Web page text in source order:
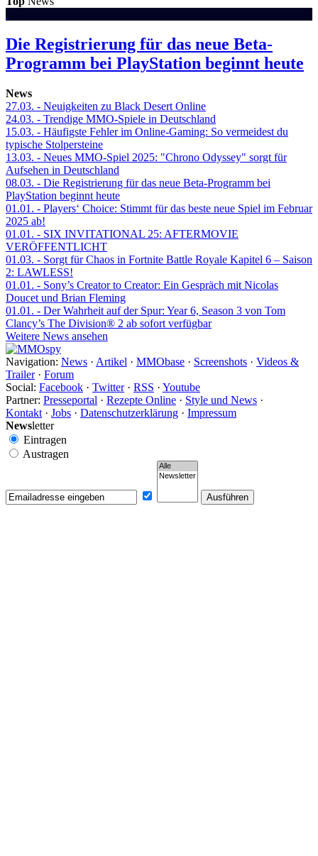
Die Registrierung für das neue Beta-
Programm bei PlayStation beginnt heute
News
27.03. - Neuigkeiten zu Black Desert Online
24.03. - Trendige MMO-Spiele in Deutschland
15.03. - Häufigste Fehler im Online-Gaming: So vermeidest du
typische Stolpersteine
13.03. - Neues MMO-Spiel 2025: "Chrono Odyssey" sorgt für
Aufsehen in Deutschland
08.03. - Die Registrierung für das neue Beta-Programm bei
PlayStation beginnt heute
01.01. - Players‘ Choice: Stimmt für das beste neue Spiel im Februar
2025 ab!
01.01. - SIX INVITATIONAL 25: AFTERMOVIE
VERÖFFENTLICHT
01.03. - Sorgt für Chaos in Fortnite Battle Royale Kapitel 6 – Saison
2: LAWLESS!
01.01. - Sony’s Creator to Creator: Ein Gespräch mit Nicolas
Doucet und Brian Fleming
01.01. - Der Wahrheit auf der Spur: Year 6, Season 3 von Tom
Clancy’s The Division® 2 ab sofort verfügbar
Weitere News ansehen
Navigation: News · Artikel · MMObase · Screenshots · Videos &
Trailer· Forum
Social: Facebook · Twitter· RSS · Youtube
Partner: Presseportal · Rezepte Online · Style und News ·
Kontakt · Jobs · Datenschutzerklärung · Impressum
Newsletter
Eintragen
Austragen